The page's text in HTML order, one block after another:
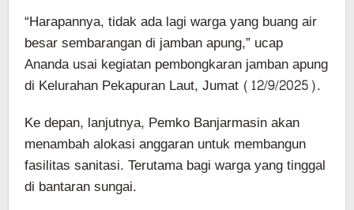
“Harapannya, tidak ada lagi warga yang buang air
besar sembarangan di jamban apung,” ucap
Ananda usai kegiatan pembongkaran jamban apung
di Kelurahan Pekapuran Laut, Jumat (12/9/2025).
Ke depan, lanjutnya, Pemko Banjarmasin akan
menambah alokasi anggaran untuk membangun
fasilitas sanitasi. Terutama bagi warga yang tinggal
di bantaran sungai.